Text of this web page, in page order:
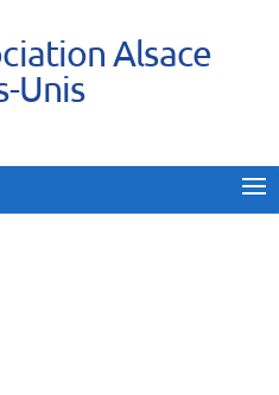
Alsace
Unis